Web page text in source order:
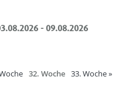
- 09.08.2026
32. Woche 33. Woche»